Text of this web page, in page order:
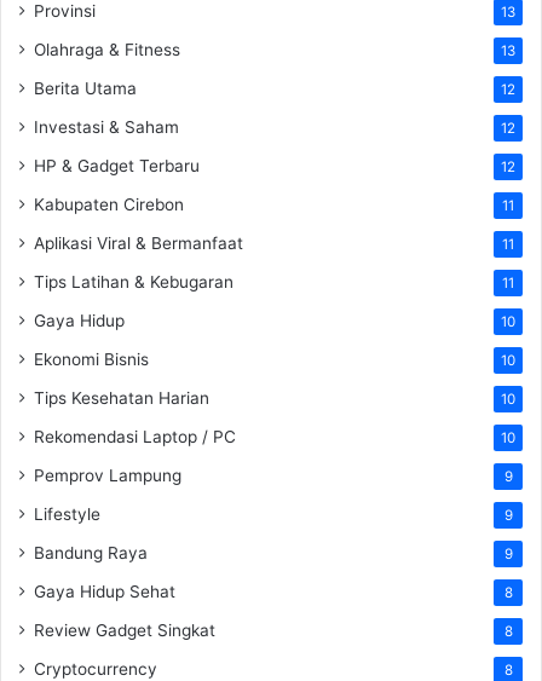
Provinsi 13
Olahraga & Fitness 13
Berita Utama 12
Investasi & Saham 12
HP & Gadget Terbaru 12
Kabupaten Cirebon 11
Aplikasi Viral & Bermanfaat 11
Tips Latihan & Kebugaran 11
Gaya Hidup 10
Ekonomi Bisnis 10
Tips Kesehatan Harian 10
Rekomendasi Laptop / PC 10
Pemprov Lampung 9
Lifestyle 9
Bandung Raya 9
Gaya Hidup Sehat 8
Review Gadget Singkat 8
Cryptocurrency 8